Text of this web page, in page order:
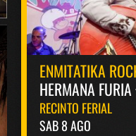
ENMITATIKA
HERMANA
RECINTO FERIAL
SAB 8 AGO